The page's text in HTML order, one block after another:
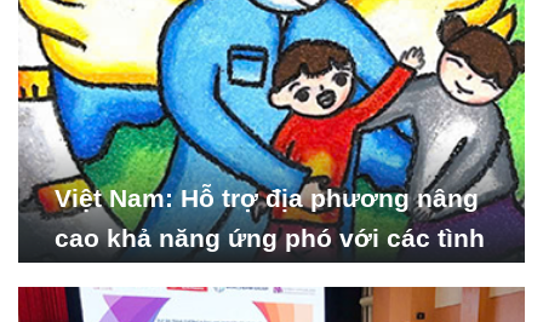
Việt Nam: Hỗ trợ địa phương nâng
cao khả năng ứng phó với các tình